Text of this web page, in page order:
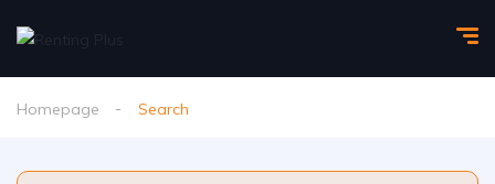
Homepage Search